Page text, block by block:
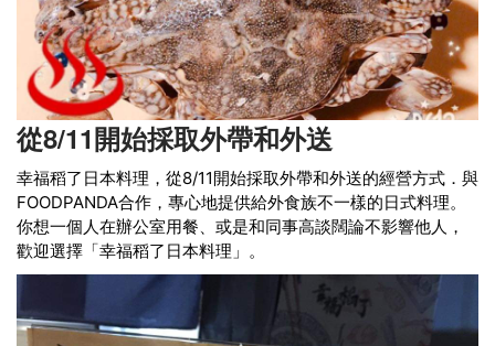
從8/11開始採取外帶和外送
幸福稻了日本料理，從8/11開始採取外帶和外送的經營方式．與
FOODPANDA合作，專心地提供給外食族不一樣的日式料理。
你想一個人在辦公室用餐、或是和同事高談闊論不影響他人，
歡迎選擇「幸福稻了日本料理」。